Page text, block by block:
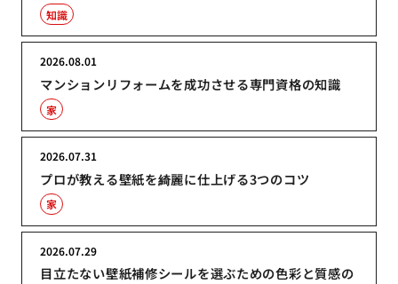
知識
マンションリフォームを成功させる専門資格の知識
2026.08.01
家
プロが教える壁紙を綺麗に仕上げる3つのコツ
2026.07.31
家
目立たない壁紙補修シールを選ぶための色彩と質感の
2026.07.29